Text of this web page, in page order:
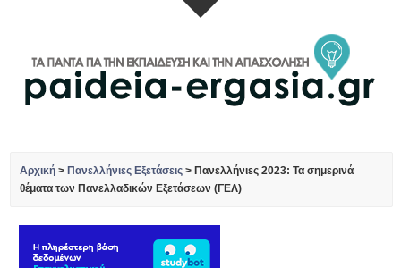
Αρχική > Πανελλήνιες Εξετάσεις > Πανελλήνιες 2023: Τα σημερινά
θέματα των Πανελλαδικών Εξετάσεων (ΓΕΛ)